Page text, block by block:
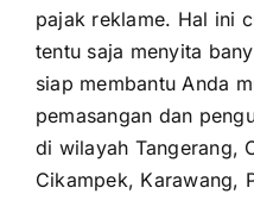
pajak reklame. Hal ini
tentu saja menyita
siap membantu Anda
pemasangan dan
di wilayah Tangerang,
Cikampek, Karawang,